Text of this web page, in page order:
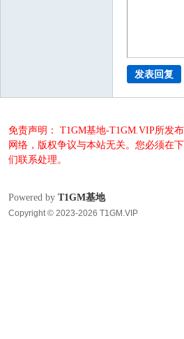
发表回复
免责声明： T1GM基地-T1GM.VIP所发
网络，版权争议与本站无关。您必须在
们联系处理。
Powered by T1GM基地
Copyright © 2023-2026 T1GM.VIP